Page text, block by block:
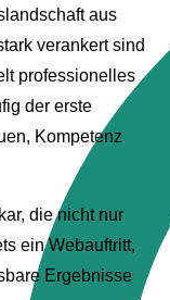
aus
verankert sind
professionelles
der erste
Kompetenz
die nicht nur
ein Webauftritt,
Ergebnisse